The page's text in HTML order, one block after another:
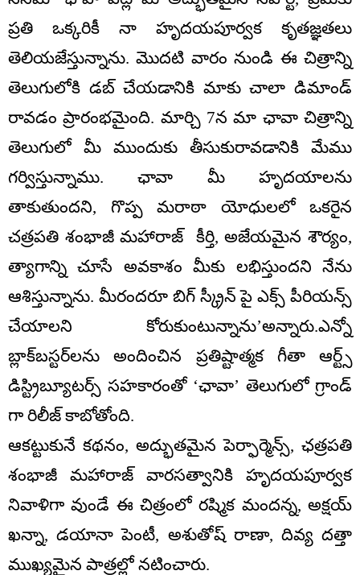
ప్రతి ఒక్కరికీ నా హృదయపూర్వక కృతజ్ఞతలు
తెలియజేస్తున్నాను. మొదటి వారం నుండి ఈ చిత్రాన్ని
తెలుగులోకి డబ్ చేయడానికి మాకు చాలా డిమాండ్
రావడం ప్రారంభమైంది. మార్చి 7న మా ఛావా చిత్రాన్ని
తెలుగులో మీ ముందుకు తీసుకురావడానికి మేము
గర్విస్తున్నాము. ఛావా మీ హృదయాలను
తాకుతుందని, గొప్ప మరాఠా యోధులలో ఒకరైన
చత్రపతి శంభాజీ మహారాజ్ కీర్తి, అజేయమైన శౌర్యం,
త్యాగాన్ని చూసే అవకాశం మీకు లభిస్తుందని నేను
ఆశిస్తున్నాను. మీరందరూ బిగ్ స్క్రీన్ పై ఎక్స్ పీరియన్స్
చేయాలని కోరుకుంటున్నాను’అన్నారు.ఎన్నో
బ్లాక్‌బస్టర్‌లను అందించిన ప్రతిష్టాత్మక గీతా ఆర్ట్స్
డిస్ట్రిబ్యూటర్స్ సహకారంతో ‘ఛావా’ తెలుగులో గ్రాండ్
గా రిలీజ్ కాబోతోంది.
ఆకట్టుకునే కథనం, అద్భుతమైన పెర్ఫార్మెన్స్, ఛత్రపతి
శంభాజీ మహారాజ్ వారసత్వానికి హృదయపూర్వక
నివాళిగా వుండే ఈ చిత్రంలో రష్మిక మందన్న, అక్షయ్
ఖన్నా, డయానా పెంటీ, అశుతోష్ రాణా, దివ్య దత్తా
ముఖ్యమైన పాత్రల్లో నటించారు.